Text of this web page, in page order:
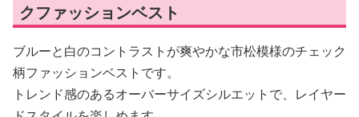
クファッションベスト
ブルーと白のコントラストが爽やかな市松模様のチェック
柄ファッションベストです。
トレンド感のあるオーバーサイズシルエットで、レイヤー